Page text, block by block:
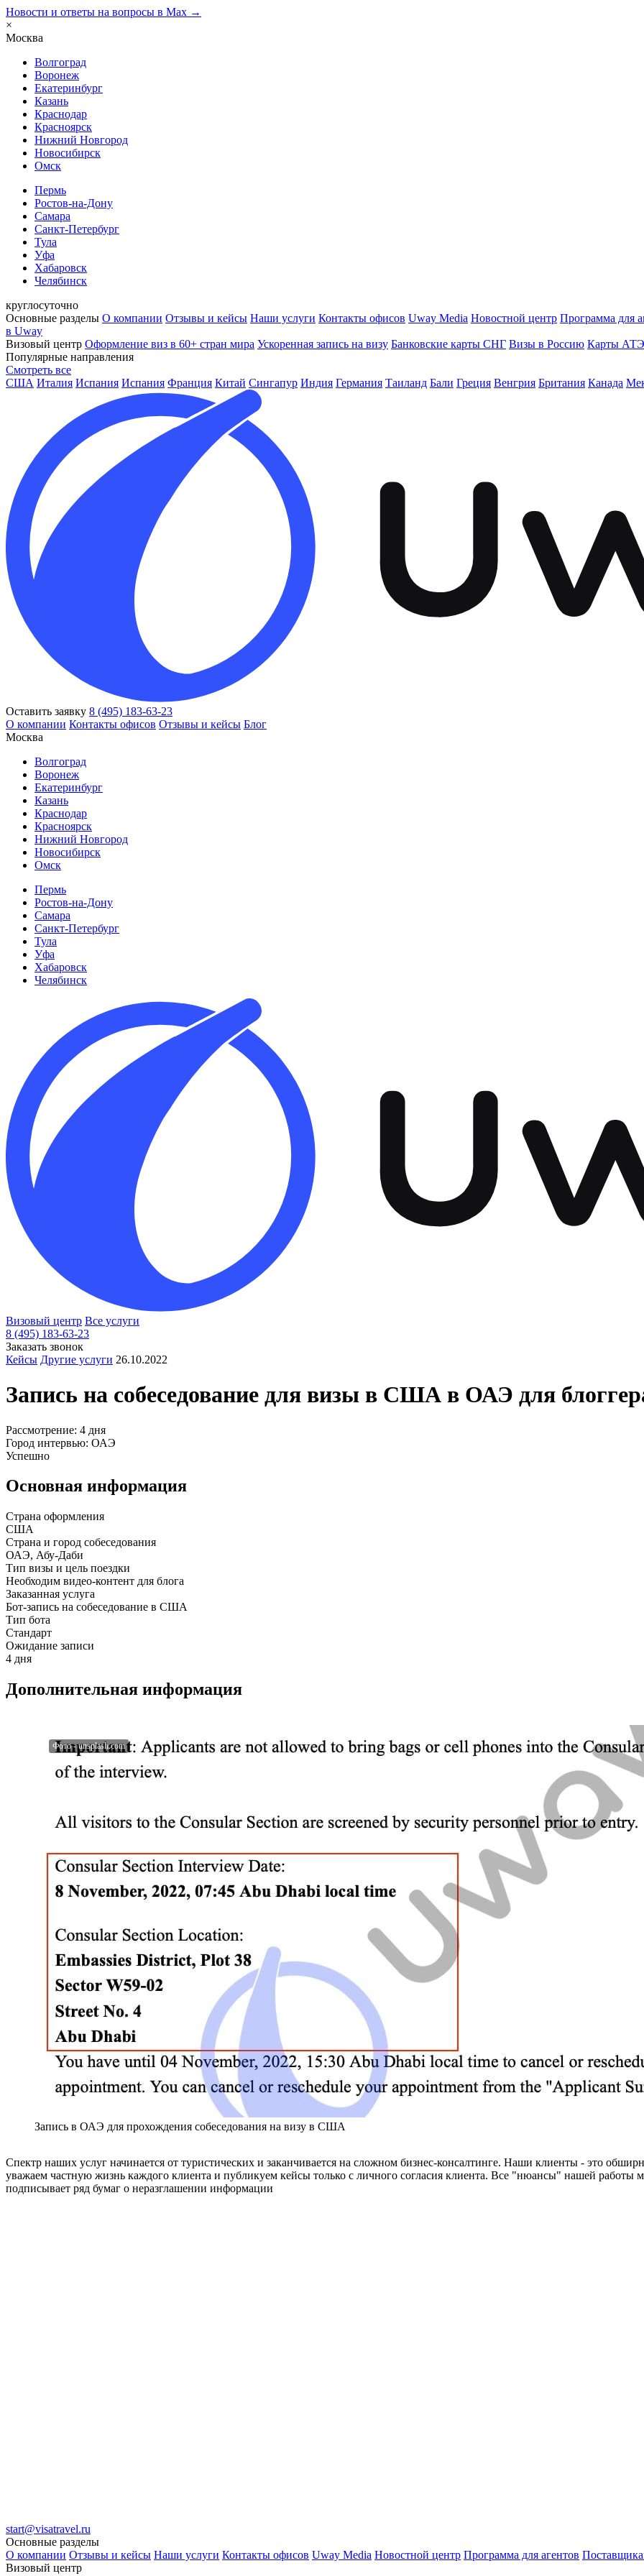
Новости и ответы на вопросы в Max →
×
Москва
Волгоград
Воронеж
Екатеринбург
Казань
Краснодар
Красноярск
Нижний Новгород
Новосибирск
Омск
Пермь
Ростов-на-Дону
Самара
Санкт-Петербург
Тула
Уфа
Хабаровск
Челябинск
круглосуточно
Основные разделы О компании Отзывы и кейсы Наши услуги Контакты офисов Uway Media Новостной центр Программа для
в Uway
Визовый центр Оформление виз в 60+ стран мира Ускоренная запись на визу Банковские карты СНГ Визы в Россию Карты
Популярные направления
Смотреть все
США Италия Испания Испания Франция Китай Сингапур Индия Германия Таиланд Бали Греция Венгрия Британия Канада
Оставить заявку 8 (495) 183-63-23
О компании Контакты офисов Отзывы и кейсы Блог
Москва
Волгоград
Воронеж
Екатеринбург
Казань
Краснодар
Красноярск
Нижний Новгород
Новосибирск
Омск
Пермь
Ростов-на-Дону
Самара
Санкт-Петербург
Тула
Уфа
Хабаровск
Челябинск
Визовый центр Все услуги
8 (495) 183-63-23
Заказать звонок
Кейсы Другие услуги 26.10.2022
Запись на собеседование для визы в США в ОАЭ для
Рассмотрение: 4 дня
Город интервью: ОАЭ
Успешно
Основная информация
Страна оформления
США
Страна и город собеседования
ОАЭ, Абу-Даби
Тип визы и цель поездки
Необходим видео-контент для блога
Заказанная услуга
Бот-запись на собеседование в США
Тип бота
Стандарт
Ожидание записи
4 дня
Дополнительная информация
Запись в ОАЭ для прохождения собеседования на визу в США
Спектр наших услуг начинается от туристических и заканчивается на сложном бизнес-консалтинге. Наши клиенты - это
уважаем частную жизнь каждого клиента и публикуем кейсы только с личного согласия клиента. Все "нюансы" нашей работы
подписывает ряд бумаг о неразглашении информации
start@visatravel.ru
Основные разделы
О компании Отзывы и кейсы Наши услуги Контакты офисов Uway Media Новостной центр Программа для агентов
Визовый центр